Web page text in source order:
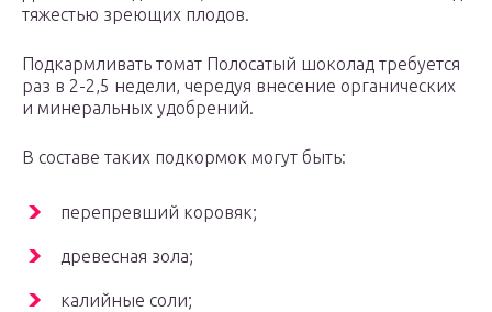
тяжестью зреющих плодов.
Подкармливать томат Полосатый шоколад требуется
раз в 2-2,5 недели, чередуя внесение органических
и минеральных удобрений.
В составе таких подкормок могут быть:
перепревший коровяк;
древесная зола;
калийные соли;